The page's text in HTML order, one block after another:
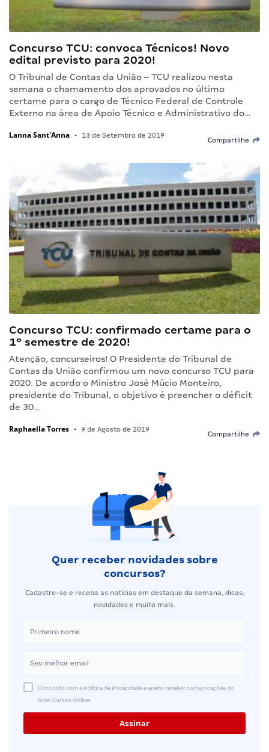
Concurso TCU: convoca Técnicos! Novo
edital previsto para 2020!
O Tribunal de Contas da União – TCU realizou nesta
semana o chamamento dos aprovados no último
certame para o cargo de Técnico Federal de Controle
Externo na área de Apoio Técnico e Administrativo do…
Lanna Sant'Anna • 13 de Setembro de 2019
Compartilhe
Concurso TCU: confirmado certame para o
1º semestre de 2020!
Atenção, concurseiros! O Presidente do Tribunal de
Contas da União confirmou um novo concurso TCU para
2020. De acordo o Ministro José Múcio Monteiro,
presidente do Tribunal, o objetivo é preencher o déficit
de 30…
Raphaella Torres • 9 de Agosto de 2019
Compartilhe
Quer receber novidades sobre
concursos?
Cadastre-se e receba as notícias em destaque da semana, dicas,
novidades e muito mais.
Concordo com a Política de Privacidade e aceito receber comunicações do
Gran Cursos Online.